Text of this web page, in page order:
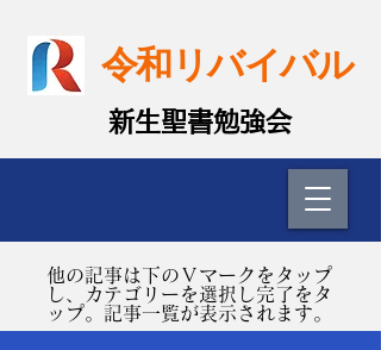
令和リバイバル
​新生聖書勉強会
​他の記事は下のＶマークをタップ
し、カテゴリーを選択し完了をタ
ップ。記事一覧が表示されます。